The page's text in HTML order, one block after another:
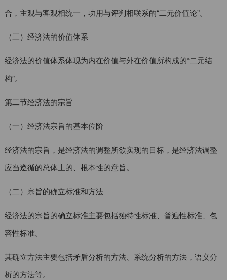
合，主观与客观相统一，功用与评判相联系的“二元价值论”。
（三）经济法的价值体系
经济法的价值体系体现为内在价值与外在价值所构成的“二元结
构”。
第二节经济法的宗旨
（一）经济法宗旨的基本位阶
经济法的宗旨，是经济法的调整所欲实现的目标，是经济法调整
应当遵循的总体上的、根本性的意旨。
（二）宗旨的确立标准和方法
经济法的宗旨的确立标准主要包括独特性标准、普遍性标准、包
容性标准。
其确立方法主要包括矛盾分析的方法、系统分析的方法，语义分
析的方法等。